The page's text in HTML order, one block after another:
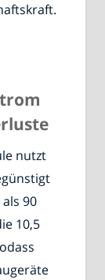
nutzt
90
10,5